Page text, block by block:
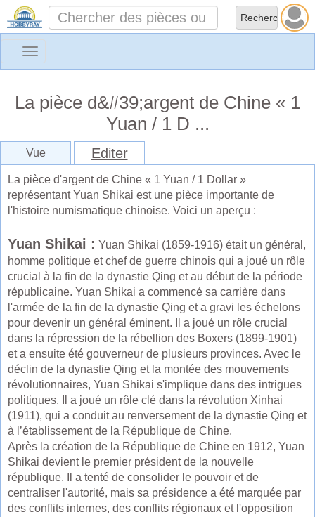
Toggle
La pièce d&#39;argent de Chine « 1
Yuan / 1 D ...
Vue Editer
La pièce d'argent de Chine « 1 Yuan / 1 Dollar »
représentant Yuan Shikai est une pièce importante de
l'histoire numismatique chinoise. Voici un aperçu :
Yuan Shikai : Yuan Shikai (1859-1916) était un général,
homme politique et chef de guerre chinois qui a joué un rôle
crucial à la fin de la dynastie Qing et au début de la période
républicaine. Yuan Shikai a commencé sa carrière dans
l'armée de la fin de la dynastie Qing et a gravi les échelons
pour devenir un général éminent. Il a joué un rôle crucial
dans la répression de la rébellion des Boxers (1899-1901)
et a ensuite été gouverneur de plusieurs provinces. Avec le
déclin de la dynastie Qing et la montée des mouvements
révolutionnaires, Yuan Shikai s'implique dans des intrigues
politiques. Il a joué un rôle clé dans la révolution Xinhai
(1911), qui a conduit au renversement de la dynastie Qing et
à l’établissement de la République de Chine.
Après la création de la République de Chine en 1912, Yuan
Shikai devient le premier président de la nouvelle
république. Il a tenté de consolider le pouvoir et de
centraliser l'autorité, mais sa présidence a été marquée par
des conflits internes, des conflits régionaux et l'opposition